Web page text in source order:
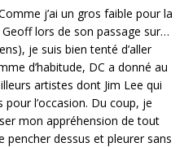
j’ai un gros faible pour la
lors de son passage sur…
je suis bien tenté d’aller
d’habitude, DC a donné au
artistes dont Jim Lee qui
pour l’occasion. Du coup, je
mon appréhension de tout
pencher dessus et pleurer sans